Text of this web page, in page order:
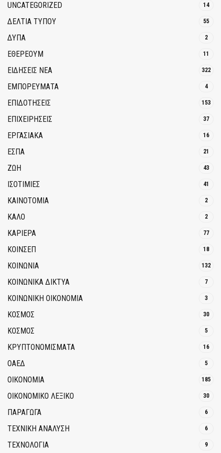
UNCATEGORIZED 14
ΔΕΛΤΙΑ ΤΥΠΟΥ 55
ΔΥΠΑ 2
ΕΘΈΡΕΟΥΜ 11
ΕΙΔΗΣΕΙΣ ΝΕΑ 322
ΕΜΠΟΡΕΥΜΑΤΑ 4
ΕΠΙΔΟΤΗΣΕΙΣ 153
ΕΠΙΧΕΙΡΗΣΕΙΣ 37
ΕΡΓΑΣΙΑΚΑ 16
ΕΣΠΑ 21
ΖΩΗ 43
ΙΣΟΤΙΜΙΕΣ 41
ΚΑΙΝΟΤΟΜΊΑ 2
ΚΑΛΟ 2
ΚΑΡΙΕΡΑ 77
ΚΟΙΝΣΕΠ 18
ΚΟΙΝΩΝΙΑ 132
ΚΟΙΝΩΝΙΚΆ ΔΊΚΤΥΑ 7
ΚΟΙΝΩΝΙΚΉ ΟΙΚΟΝΟΜΊΑ 3
ΚΟΣΜΟΣ 30
ΚΟΣΜΟΣ 5
ΚΡΥΠΤΟΝΟΜΊΣΜΑΤΑ 16
ΟΑΕΔ 5
ΟΙΚΟΝΟΜΙΑ 185
ΟΙΚΟΝΟΜΙΚΟ ΛΕΞΙΚΟ 30
ΠΑΡΑΓΩΓΑ 6
ΤΕΧΝΙΚΗ ΑΝΑΛΥΣΗ 6
ΤΕΧΝΟΛΟΓΙΑ 9